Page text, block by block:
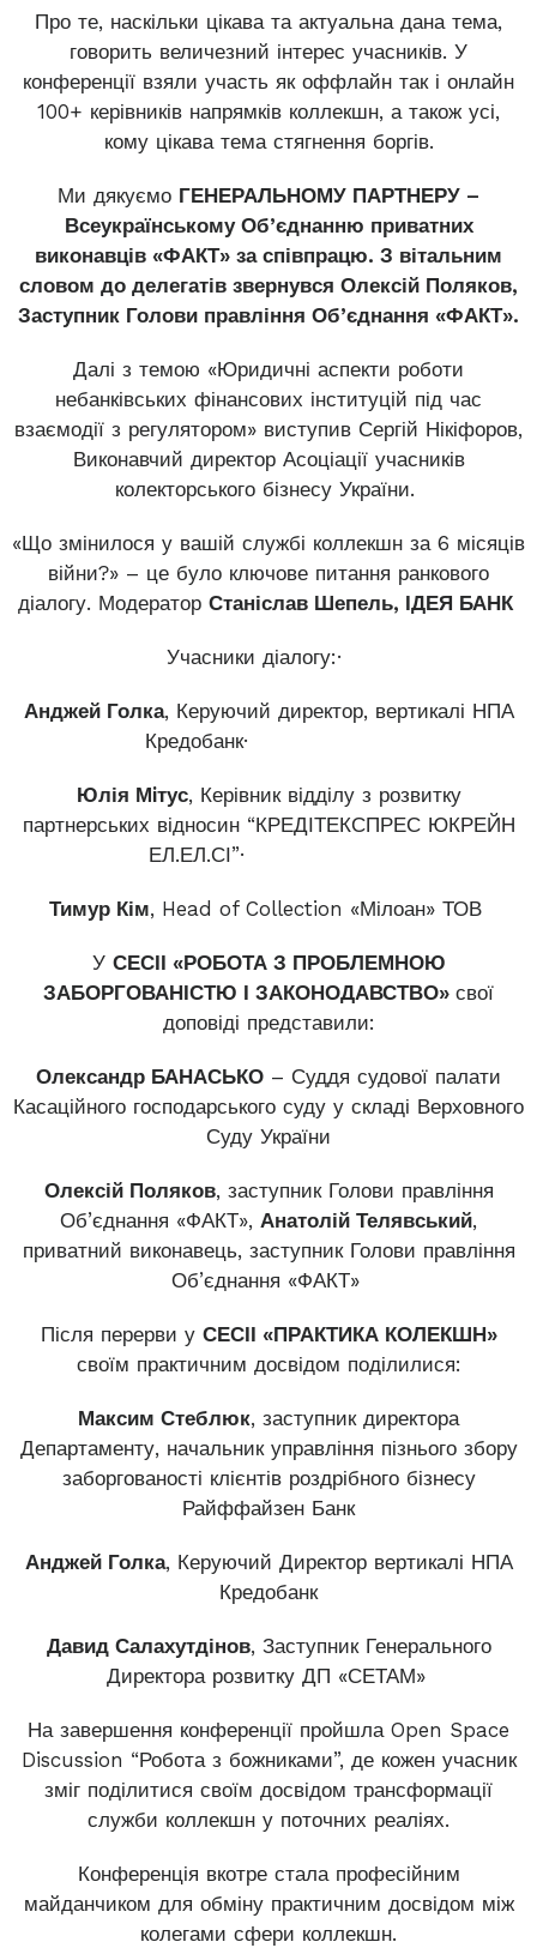
Про те, наскільки цікава та актуальна дана тема,
говорить величезний інтерес учасників. У
конференції взяли участь як оффлайн так і онлайн
100+ керівників напрямків коллекшн, а також усі,
кому цікава тема стягнення боргів.
Ми дякуємо ГЕНЕРАЛЬНОМУ ПАРТНЕРУ –
Всеукраїнському Об’єднанню приватних
виконавців «ФАКТ» за співпрацю. З вітальним
словом до делегатів звернувся Олексій Поляков,
Заступник Голови правління Об’єднання «ФАКТ».
Далі з темою «Юридичні аспекти роботи
небанківських фінансових інституцій під час
взаємодії з регулятором» виступив Сергій Нікіфоров,
Виконавчий директор Асоціації учасників
колекторського бізнесу України.
«Що змінилося у вашій службі коллекшн за 6 місяців
війни?» – це було ключове питання ранкового
діалогу. Модератор Станіслав Шепель, ІДЕЯ БАНК
Учасники діалогу:·
Анджей Голка, Керуючий директор, вертикалі НПА
Кредобанк·
Юлія Мiтус, Керівник відділу з розвитку
партнерських відносин “КРЕДІТЕКСПРЕС ЮКРЕЙН
ЕЛ.ЕЛ.СІ”·
Тимур Кім, Head of Collection «Мілоан» ТОВ
У СЕСІІ «РОБОТА З ПРОБЛЕМНОЮ
ЗАБОРГОВАНІСТЮ І ЗАКОНОДАВСТВО» свої
доповіді представили:
Олександр БАНАСЬКО – Суддя судової палати
Касаційного господарського суду у складі Верховного
Суду України
Олексій Поляков, заступник Голови правління
Об’єднання «ФАКТ», Анатолій Телявський,
приватний виконавець, заступник Голови правління
Об’єднання «ФАКТ»
Після перерви у СЕСІІ «ПРАКТИКА КОЛЕКШН»
своїм практичним досвідом поділилися:
Максим Стеблюк, заступник директора
Департаменту, начальник управління пізнього збору
заборгованості клієнтів роздрібного бізнесу
Райффайзен Банк
Анджей Голка, Керуючий Директор вертикалі НПА
Кредобанк
Давид Салахутдінов, Заступник Генерального
Директора розвитку ДП «СЕТАМ»
На завершення конференції пройшла Open Space
Discussion “Робота з божниками”, де кожен учасник
зміг поділитися своїм досвідом трансформації
служби коллекшн у поточних реаліях.
Конференція вкотре стала професійним
майданчиком для обміну практичним досвідом між
колегами сфери коллекшн.